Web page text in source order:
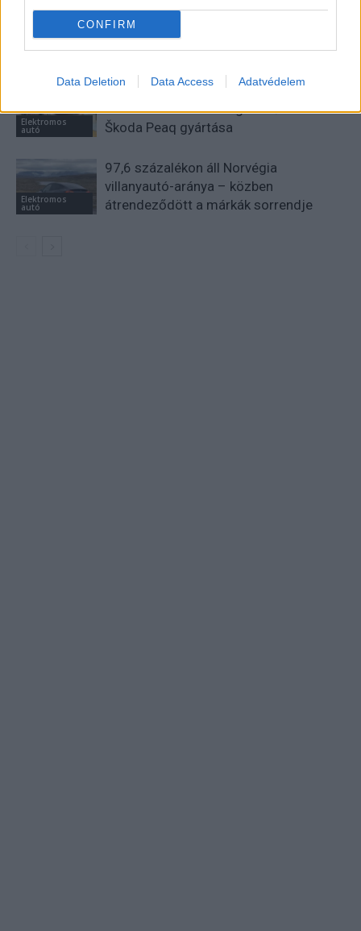
CONFIRM
Data Deletion Data Access Adatvédelem
BMW
München csak most érte utol
Debrecent: elindult a BMW i3
sorozatgyártása
Elektromos
autó
8500-an rendeltek vakon egy autót,
amit nem láttak — megkezdődött a
Škoda Peaq gyártása
Elektromos
autó
97,6 százalékon áll Norvégia
villanyautó-aránya – közben
átrendeződött a márkák sorrendje